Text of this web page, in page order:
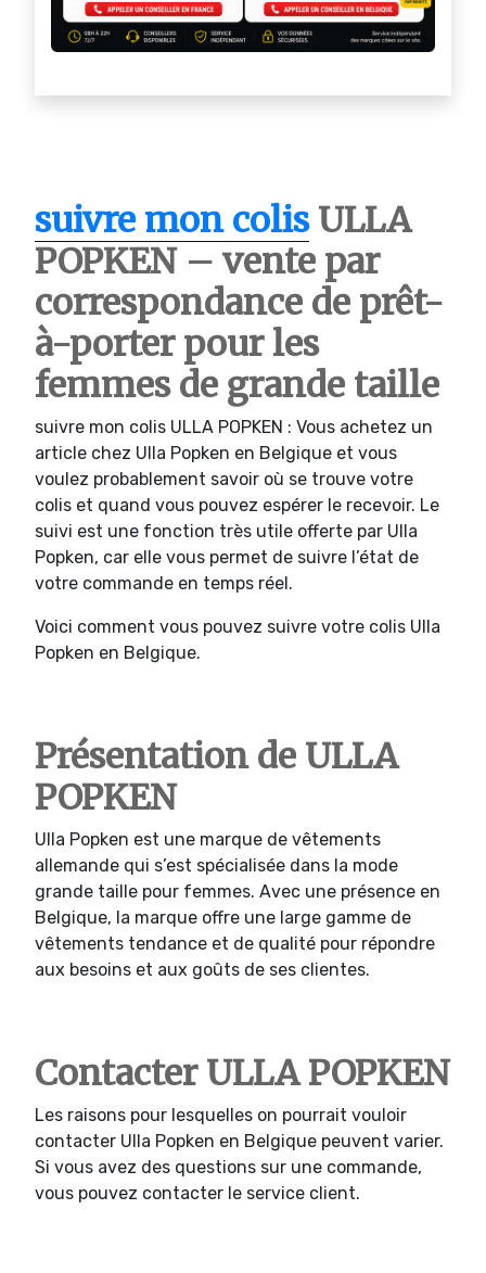
suivre mon colisULLA
POPKEN – vente par
correspondance de prêt-
à-porter pour les
femmes de grande taille
suivre mon colis ULLA POPKEN : Vous achetez un
article chez Ulla Popken en Belgique et vous
voulez probablement savoir où se trouve votre
colis et quand vous pouvez espérer le recevoir. Le
suivi est une fonction très utile offerte par Ulla
Popken, car elle vous permet de suivre l’état de
votre commande en temps réel.
Voici comment vous pouvez suivre votre colis Ulla
Popken en Belgique.
Présentation de ULLA
POPKEN
Ulla Popken est une marque de vêtements
allemande qui s’est spécialisée dans la mode
grande taille pour femmes. Avec une présence en
Belgique, la marque offre une large gamme de
vêtements tendance et de qualité pour répondre
aux besoins et aux goûts de ses clientes.
Contacter ULLA POPKEN
Les raisons pour lesquelles on pourrait vouloir
contacter Ulla Popken en Belgique peuvent varier.
Si vous avez des questions sur une commande,
vous pouvez contacter le service client.